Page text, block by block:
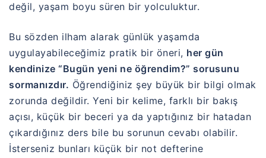
değil, yaşam boyu süren bir yolculuktur.
Bu sözden ilham alarak günlük yaşamda
uygulayabileceğimiz pratik bir öneri, her gün
kendinize “Bugün yeni ne öğrendim?” sorusunu
sormanızdır. Öğrendiğiniz şey büyük bir bilgi olmak
zorunda değildir. Yeni bir kelime, farklı bir bakış
açısı, küçük bir beceri ya da yaptığınız bir hatadan
çıkardığınız ders bile bu sorunun cevabı olabilir.
İsterseniz bunları küçük bir not defterine